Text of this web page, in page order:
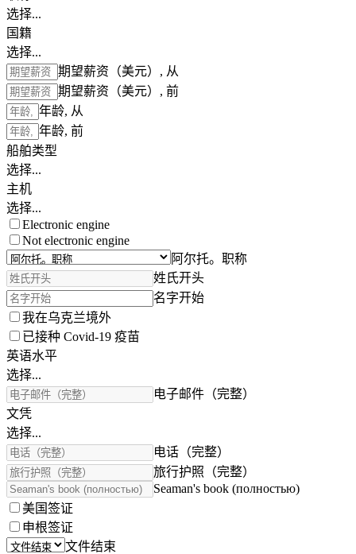
选择...
国籍
选择...
期望薪资（美元）, 从
期望薪资（美元）, 前
年龄, 从
年龄, 前
船舶类型
选择...
主机
选择...
Electronic engine
Not electronic engine
阿尔托。职称
姓氏开头
名字开始
我在乌克兰境外
已接种 Covid-19 疫苗
英语水平
选择...
电子邮件（完整）
文凭
选择...
电话（完整）
旅行护照（完整）
Seaman's book (полностью)
美国签证
申根签证
文件结束